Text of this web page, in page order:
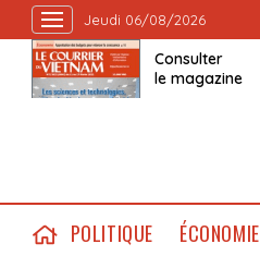
Jeudi 06/08/2026
Consulter
le magazine
POLITIQUE ÉCONOMIE